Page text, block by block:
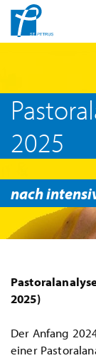
2025
nach
2025)
Der Anfang
einer